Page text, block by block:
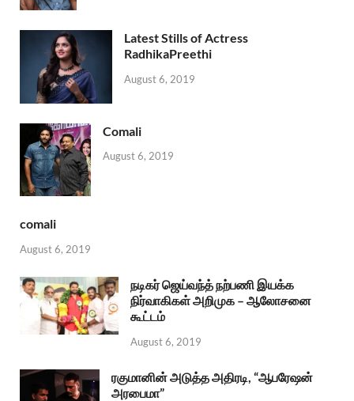
Latest Stills of Actress
RadhikaPreethi
August 6, 2019
Comali
August 6, 2019
comali
August 6, 2019
நடிகர் ஜெய்வந்த் நற்பணி இயக்க
நிர்வாகிகள் அறிமுக – ஆலோசனை
கூட்டம்
August 6, 2019
ரகுமானின் அடுத்த அதிரடி, “ஆபரேஷன்
அரபைமா”